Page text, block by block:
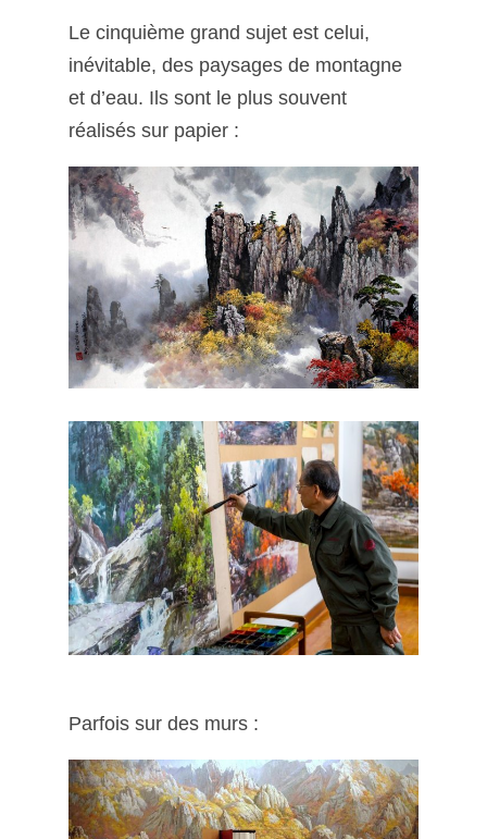
Le cinquième grand sujet est celui,
inévitable, des paysages de montagne
et d’eau. Ils sont le plus souvent
réalisés sur papier :
Parfois sur des murs :